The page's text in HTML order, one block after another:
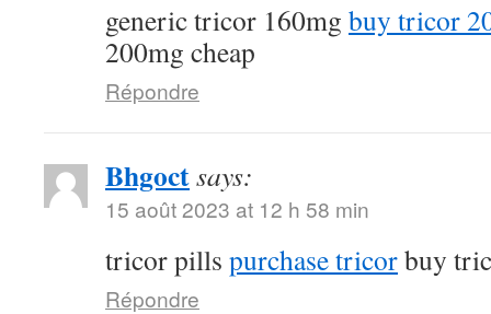
generic tricor 160mg buy tricor
200mg cheap
Répondre
Bhgoctsays:
15 août 2023 at 12 h 58 min
tricor pills purchase tricorbuy
Répondre